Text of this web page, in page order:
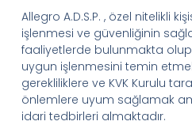
Allegro A.D.S.P. ,özel nitelikli
işlenmesi ve güvenliğinin
faaliyetlerde bulunmakta
uygun işlenmesini temin
gerekliliklere ve KVK Kurulu
önlemlere uyum sağlamak
idari tedbirleri almaktadır.